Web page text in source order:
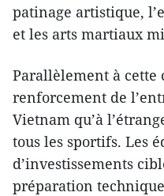
patinage artistique,
et les arts martiaux
Parallèlement à cette
renforcement de
Vietnam qu’à
tous les sportifs. Les
d’investissements
préparation